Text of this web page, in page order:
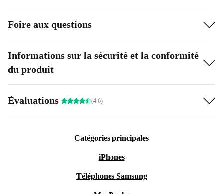
Foire aux questions
Informations sur la sécurité et la conformité
du produit
Évaluations (4.6)
Catégories principales
iPhones
Téléphones Samsung